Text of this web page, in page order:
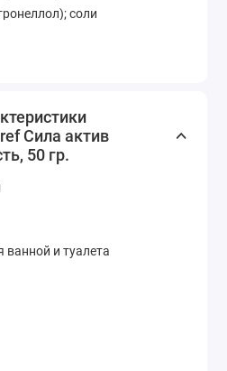
соли
Сила актив
50 гр.
ванной и туалета